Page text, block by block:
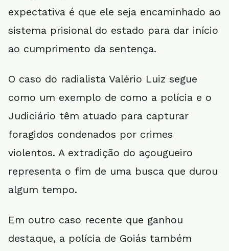
expectativa é que ele seja encaminhado ao
sistema prisional do estado para dar início
ao cumprimento da sentença.
O caso do radialista Valério Luiz segue
como um exemplo de como a polícia e o
Judiciário têm atuado para capturar
foragidos condenados por crimes
violentos. A extradição do açougueiro
representa o fim de uma busca que durou
algum tempo.
Em outro caso recente que ganhou
destaque, a polícia de Goiás também